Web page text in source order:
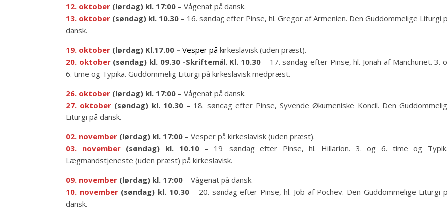
12. oktober (lørdag) kl. 17:00 – Vågenat på dansk.
13. oktober (søndag) kl. 10.30 – 16. søndag efter Pinse, hl. Gregor af Armenien. Den Guddommelige Liturgi
dansk.
19. oktober (lørdag) Kl.17.00 – Vesper på kirkeslavisk (uden præst).
20. oktober (søndag) kl. 09.30 -Skriftemål. Kl. 10.30 – 17. søndag efter Pinse, hl. Jonah af Manchuriet. 3.
6. time og Typika. Guddommelig Liturgi på kirkeslavisk medpræst.
26. oktober (lørdag) kl. 17:00 – Vågenat på dansk.
27. oktober (søndag) kl. 10.30– 18. søndag efter Pinse, Syvende Økumeniske Koncil. Den
Liturgi på dansk.
02. november (lørdag) kl. 17:00 – Vesper på kirkeslavisk (uden præst).
03. november(søndag) kl. 10.10– 19. søndag efter Pinse, hl. Hillarion. 3. og 6. time og
Lægmandstjeneste (uden præst) på kirkeslavisk.
09. november (lørdag) kl. 17:00 – Vågenat på dansk.
10. november(søndag) kl. 10.30– 20. søndag efter Pinse, hl. Job af Pochev. Den Guddommelige Liturgi
dansk.